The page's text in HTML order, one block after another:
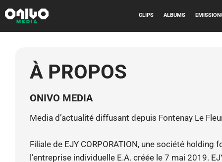
CLIPS ALBUMS
À PROPOS
ONIVO MEDIA
Media d’actualité diffusant depuis Fontenay Le
Filiale de EJY CORPORATION, une société
l’entreprise individuelle E.A. créée le 7 mai 2019.